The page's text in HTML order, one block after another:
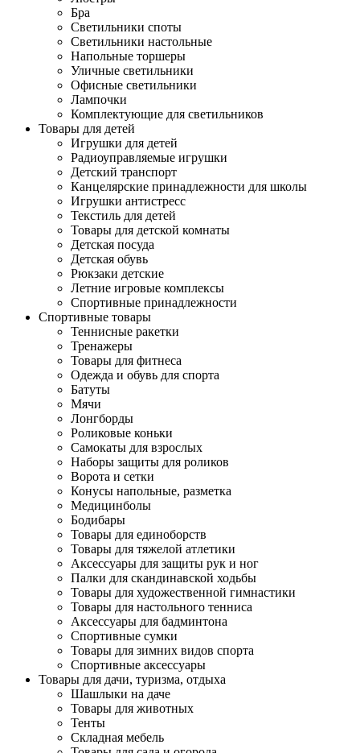
Бра
Светильники споты
Светильники настольные
Напольные торшеры
Уличные светильники
Офисные светильники
Лампочки
Комплектующие для светильников
Товары для детей
Игрушки для детей
Радиоуправляемые игрушки
Детский транспорт
Канцелярские принадлежности для школы
Игрушки антистресс
Текстиль для детей
Товары для детской комнаты
Детская посуда
Детская обувь
Рюкзаки детские
Летние игровые комплексы
Спортивные принадлежности
Спортивные товары
Теннисные ракетки
Тренажеры
Товары для фитнеса
Одежда и обувь для спорта
Батуты
Мячи
Лонгборды
Роликовые коньки
Самокаты для взрослых
Наборы защиты для роликов
Ворота и сетки
Конусы напольные, разметка
Медицинболы
Бодибары
Товары для единоборств
Товары для тяжелой атлетики
Аксессуары для защиты рук и ног
Палки для скандинавской ходьбы
Товары для художественной гимнастики
Товары для настольного тенниса
Аксессуары для бадминтона
Спортивные сумки
Товары для зимних видов спорта
Спортивные аксессуары
Товары для дачи, туризма, отдыха
Шашлыки на даче
Товары для животных
Тенты
Складная мебель